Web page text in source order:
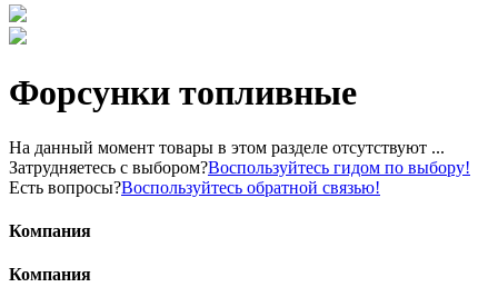
Форсунки топливные
На данный момент товары в этом разделе отсутствуют ...
Затрудняетесь с выбором?Воспользуйтесь гидом по выбору!
Есть вопросы?Воспользуйтесь обратной связью!
Компания
Компания